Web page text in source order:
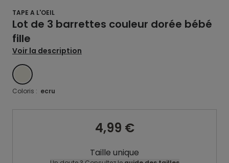
TAPE A L'OEIL
Lot de 3 barrettes couleur dorée bébé
fille
Voir la description
ECRU
Coloris : ecru
4,99 €
Taille unique